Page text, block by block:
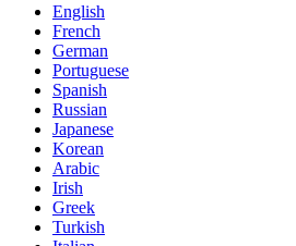
English
French
German
Portuguese
Spanish
Russian
Japanese
Korean
Arabic
Irish
Greek
Turkish